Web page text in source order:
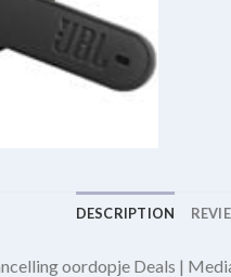
DESCRIPTION
oordopje Deals |